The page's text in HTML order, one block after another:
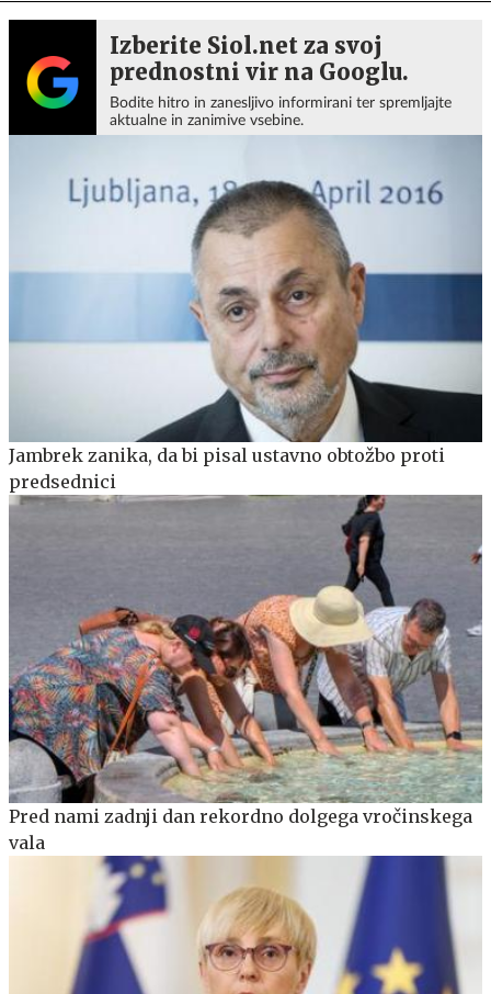
Izberite Siol.net za svoj
prednostni vir na Googlu.
Bodite hitro in zanesljivo informirani ter spremljajte
aktualne in zanimive vsebine.
Jambrek zanika, da bi pisal ustavno obtožbo proti
predsednici
Pred nami zadnji dan rekordno dolgega vročinskega
vala